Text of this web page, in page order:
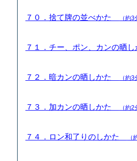
７０．捨て牌の並べかた （約3
７１．チー、ポン、カンの晒
７２．暗カンの晒しかた （約3
７３．加カンの晒しかた （約2
７４．ロン和了りのしかた （